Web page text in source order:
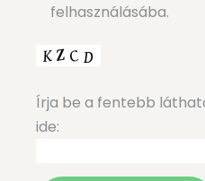
felhasználásába.
Írja be a fentebb
ide: